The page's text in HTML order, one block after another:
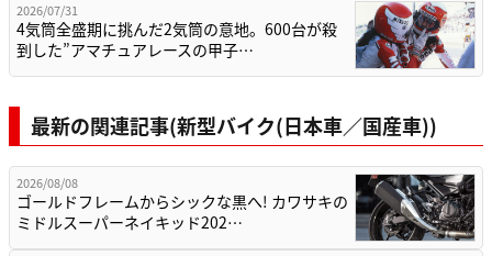
2026/07/31
4気筒全盛期に挑んだ2気筒の意地。600台が殺
到した”アマチュアレースの甲子…
最新の関連記事(新型バイク(日本車／国産車))
2026/08/08
ゴールドフレームからシックな黒へ! カワサキの
ミドルスーパーネイキッド202…